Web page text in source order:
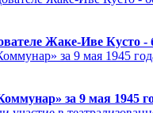
Жаке-Иве Кусто
за 9 мая 1945